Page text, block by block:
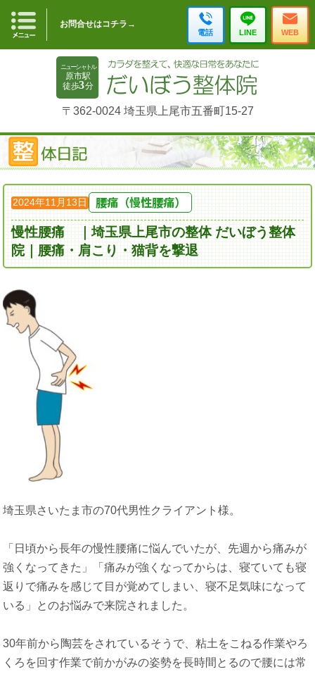
お問合せはコチラ→
電話 LINE WEB
〒362-0024 埼玉県上尾市五番町15-27
2024年11月13日 腰痛（慢性腰痛）
慢性腰痛 ｜埼玉県上尾市の整体 だいぼう整体
院｜腰痛・肩こり・猫背を撃退
埼玉県さいたま市の70代男性クライアント様。
「日頃から長年の慢性腰痛に悩んでいたが、先週から痛みが
強くなってきた」「痛みが強くなってからは、寝ていても寝
返りで痛みを感じて目が覚めてしまい、寝不足気味になって
いる」とのお悩みで来院されました。
30年前から陶芸をされているそうで、粘土をこねる作業やろ
くろを回す作業で前かがみの姿勢を長時間とるので腰には常